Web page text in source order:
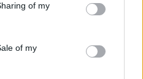
of my
of my
sobre la radio
ha marcado un antes y
las comunicaciones. Es